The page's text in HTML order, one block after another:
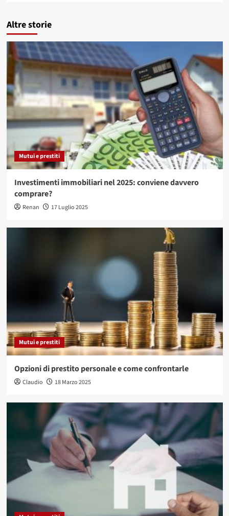
Altre storie
Mutui e prestiti
Investimenti immobiliari nel 2025: conviene davvero
comprare?
Renan 17 Luglio 2025
Mutui e prestiti
Opzioni di prestito personale e come confrontarle
Claudio 18 Marzo 2025